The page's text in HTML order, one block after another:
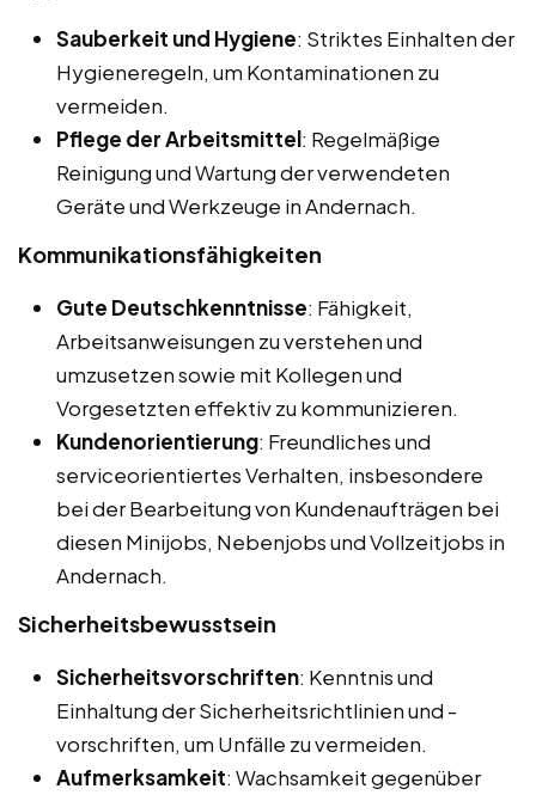
Sauberkeit und Hygiene: Striktes Einhalten der
Hygieneregeln, um Kontaminationen zu
vermeiden.
Pflege der Arbeitsmittel: Regelmäßige
Reinigung und Wartung der verwendeten
Geräte und Werkzeuge in Andernach.
Kommunikationsfähigkeiten
Gute Deutschkenntnisse: Fähigkeit,
Arbeitsanweisungen zu verstehen und
umzusetzen sowie mit Kollegen und
Vorgesetzten effektiv zu kommunizieren.
Kundenorientierung: Freundliches und
serviceorientiertes Verhalten, insbesondere
bei der Bearbeitung von Kundenaufträgen bei
diesen Minijobs, Nebenjobs und Vollzeitjobs in
Andernach.
Sicherheitsbewusstsein
Sicherheitsvorschriften: Kenntnis und
Einhaltung der Sicherheitsrichtlinien und -
vorschriften, um Unfälle zu vermeiden.
Aufmerksamkeit: Wachsamkeit gegenüber